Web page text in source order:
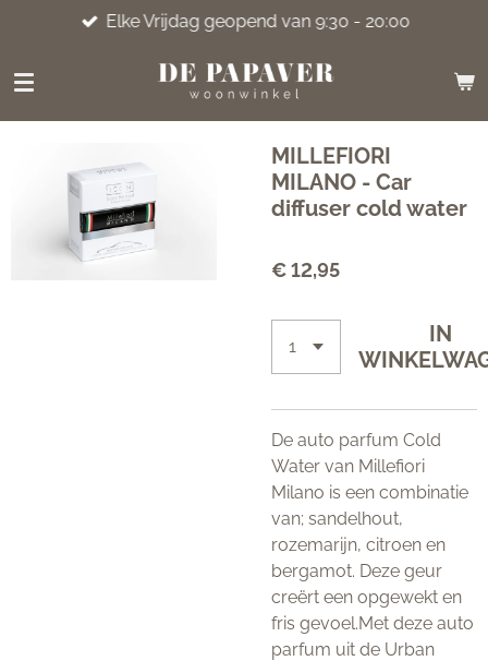
naar
hoofdinhoud
Elke Vrijdag geopend van 9:30 - 20:00
MILLEFIORI
MILANO - Car
diffuser cold water
€ 12,95
IN
De auto parfum Cold
Water van Millefiori
Milano is een combinatie
van; sandelhout,
rozemarijn, citroen en
bergamot. Deze geur
creërt een opgewekt en
fris gevoel.Met deze auto
parfum uit de Urban